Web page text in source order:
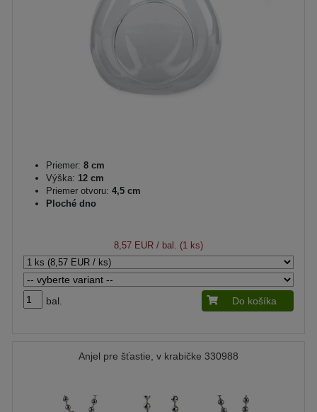
Priemer: 8 cm
Výška: 12 cm
Priemer otvoru: 4,5 cm
Ploché dno
8,57 EUR / bal. (1 ks)
bal. Do košíka
Anjel pre šťastie, v krabičke 330988